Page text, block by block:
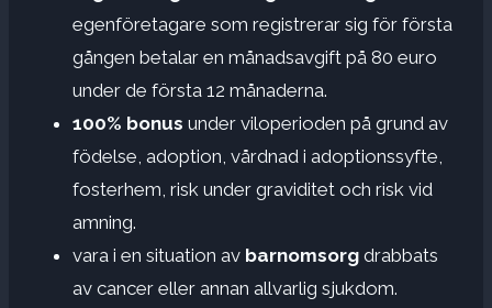
egenföretagare som registrerar sig för första
gången betalar en månadsavgift på 80 euro
under de första 12 månaderna.
100% bonus under viloperioden på grund av
födelse, adoption, vårdnad i adoptionssyfte,
fosterhem, risk under graviditet och risk vid
amning.
vara i en situation av barnomsorg drabbats
av cancer eller annan allvarlig sjukdom.